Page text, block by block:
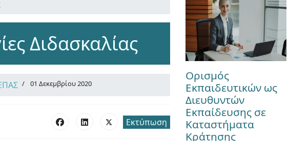
Διδασκαλίας
01 Δεκεμβρίου 2020
Εκτύπωση
Ορισμός
Εκπαιδευτικών ως
Διευθυντών
Εκπαίδευσης σε
Καταστήματα
Κράτησης